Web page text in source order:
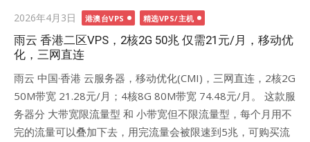
Posted
on
2026年4月3日 港澳台VPS 精选VPS/主机
雨云 香港二区VPS，2核2G 50兆 仅需21元/月，移动优
化，三网直连
雨云 中国·香港 云服务器，移动优化(CMI)，三网直连，2核2G
50M带宽 21.28元/月；4核8G 80M带宽 74.48元/月。 这款服
务器分 大带宽限流量型 和 小带宽但不限流量型，每个月用不
完的流量可以叠加下去，用完流量会被限速到5兆，可购买流